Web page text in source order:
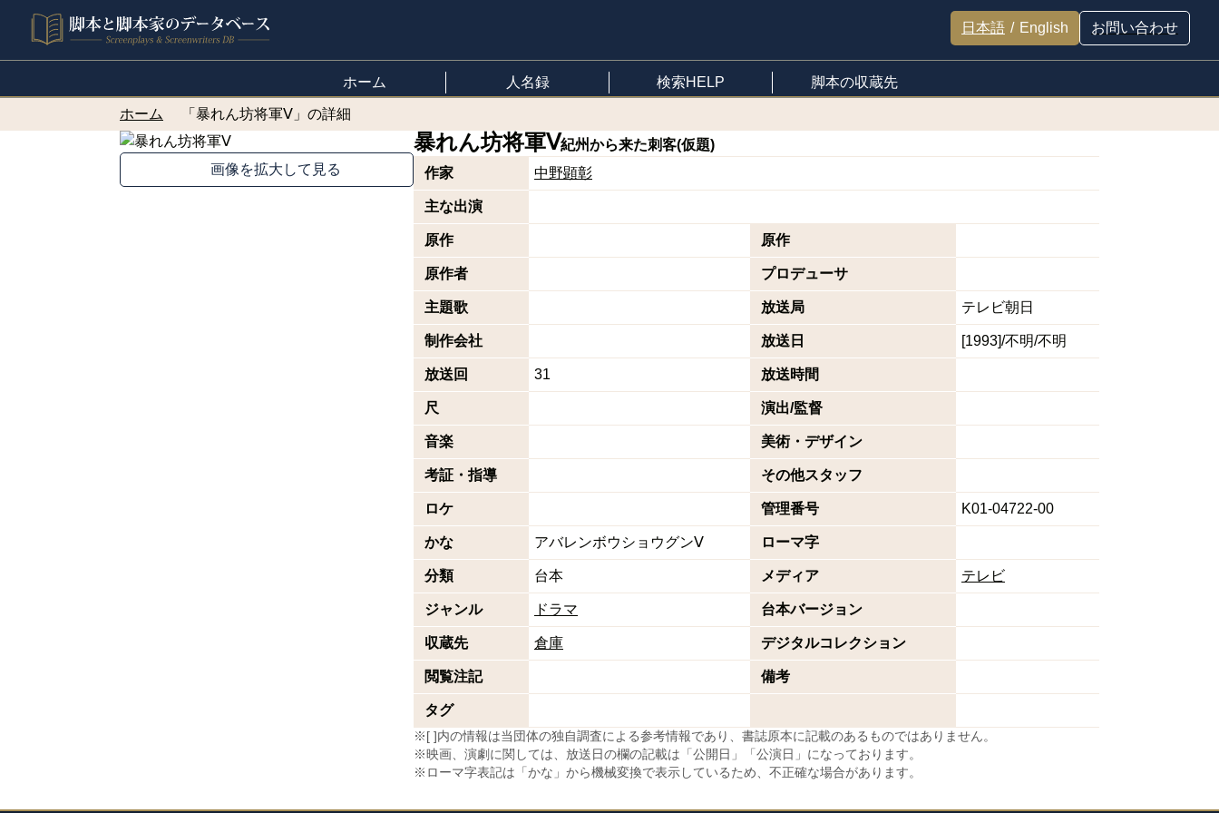
日本語 / English お問い合わせ
ホーム 人名録 検索HELP 脚本の収蔵先
ホーム 「暴れん坊将軍Ⅴ」の詳細
画像を拡大して見る
暴れん坊将軍Ⅴ紀州から来た刺客(仮題)
作家
中野顕彰
主な出演
原作 原作
原作者 プロデューサ
主題歌 放送局 テレビ朝日
制作会社 放送日 [1993]/不明/不明
放送回 31 放送時間
尺 演出/監督
音楽 美術・デザイン
考証・指導 その他スタッフ
ロケ 管理番号 K01-04722-00
かな アバレンボウショウグンⅤ ローマ字
分類 台本 メディア テレビ
ジャンル ドラマ 台本バージョン
収蔵先 倉庫 デジタルコレクション
閲覧注記 備考
タグ
※[ ]内の情報は当団体の独自調査による参考情報であり、書誌原本に記載のあるものではありません。
※映画、演劇に関しては、放送日の欄の記載は「公開日」「公演日」になっております。
※ローマ字表記は「かな」から機械変換で表示しているため、不正確な場合があります。